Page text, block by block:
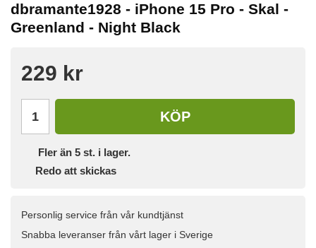
dbramante1928 - iPhone 15 Pro - Skal -
Greenland - Night Black
229 kr
KÖP
Fler än 5 st. i lager.
Redo att skickas
Personlig service från vår kundtjänst
Snabba leveranser från vårt lager i Sverige